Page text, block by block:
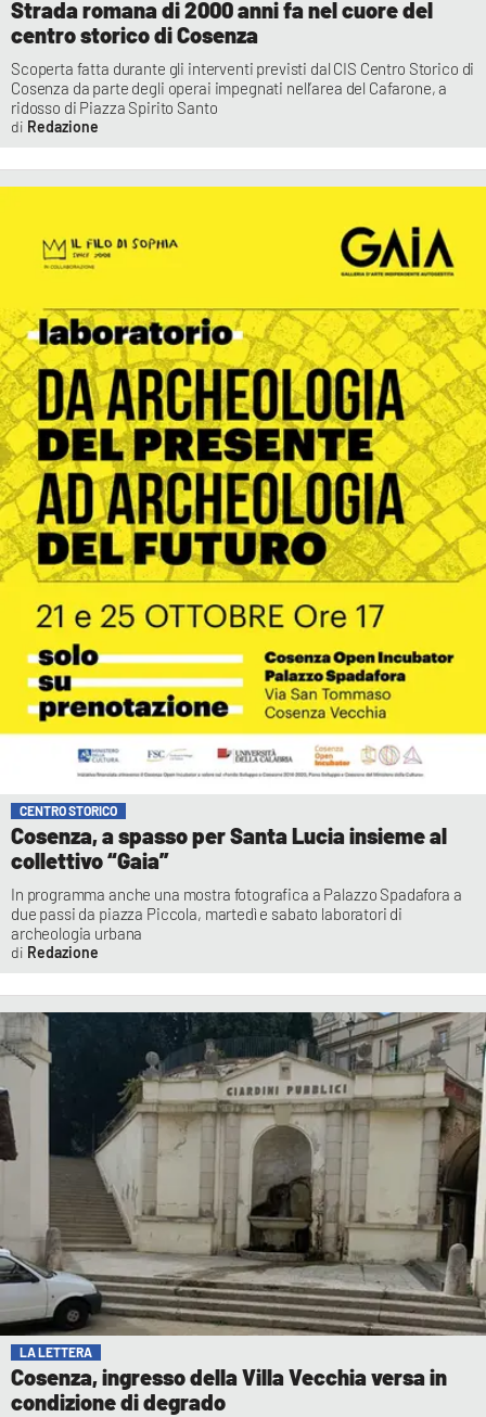
Strada romana di 2000 anni fa nel cuore del
centro storico di Cosenza
Scoperta fatta durante gli interventi previsti dal CIS Centro Storico di
Cosenza da parte degli operai impegnati nell’area del Cafarone, a
ridosso di Piazza Spirito Santo
Redazione
CENTRO STORICO
Cosenza, a spasso per Santa Lucia insieme al
collettivo “Gaia”
In programma anche una mostra fotografica a Palazzo Spadafora a
due passi da piazza Piccola, martedì e sabato laboratori di
archeologia urbana
Redazione
LA LETTERA
Cosenza, ingresso della Villa Vecchia versa in
condizione di degrado